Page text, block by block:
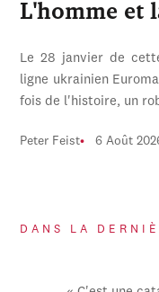
L'homme et
Le 28 janvier de
ligne ukrainien
fois de l'histoire, un
Peter Feist 6 Août
DANS LA